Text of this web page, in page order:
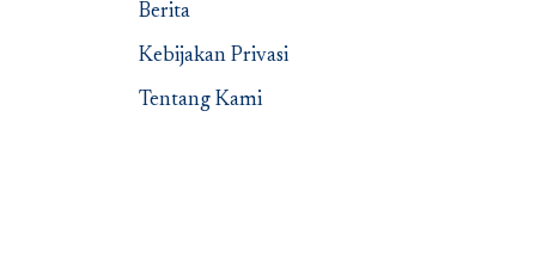
Berita
Kebijakan Privasi
Tentang Kami